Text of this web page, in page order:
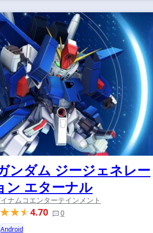
ンダム ジージェネレー
ン エターナル
ナムコエンターテインメント
4.70 0
Android